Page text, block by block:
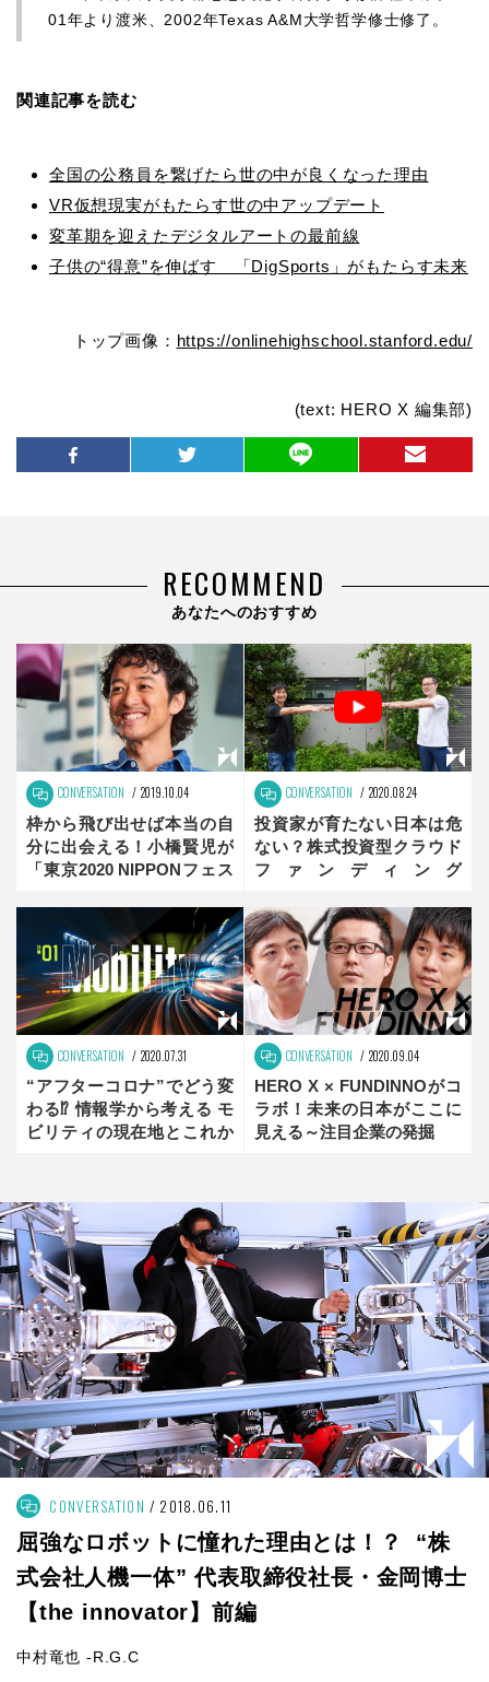
01年より渡米、2002年Texas A&M大学哲学修士修了。
関連記事を読む
全国の公務員を繋げたら世の中が良くなった理由
VR仮想現実がもたらす世の中アップデート
変革期を迎えたデジタルアートの最前線
子供の“得意”を伸ばす 「DigSports」がもたらす未来
トップ画像： https://onlinehighschool.stanford.edu/
(text: HERO X 編集部)
RECOMMEND
あなたへのおすすめ
CONVERSATION 2019.10.04
枠から飛び出せば本当の自
分に出会える！小橋賢児が
「東京2020 NIPPONフェス
CONVERSATION 2020.08.24
投資家が育たない日本は危
ない？株式投資型クラウド
ファンディング
新しい旋風
CONVERSATION 2020.07.31
“アフターコロナ”でどう変
わる⁉ 情報学から考える モ
ビリティの現在地とこれか
CONVERSATION 2020.09.04
HERO X × FUNDINNOがコ
ラボ！未来の日本がここに
見える～注目企業の発掘
CONVERSATION 2018.06.11
屈強なロボットに憧れた理由とは！？ “株
式会社人機一体” 代表取締役社長・金岡博士
【the innovator】前編
中村竜也 -R.G.C